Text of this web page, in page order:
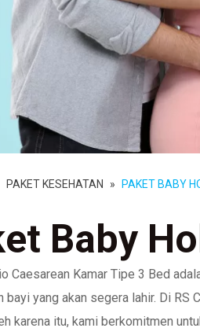
PAKET KESEHATAN » PAKET BABY
Baby
Caesarean Kamar Tipe 3 Bed
bayi yang akan segera lahir. Di RS
karena itu, kami berkomitmen